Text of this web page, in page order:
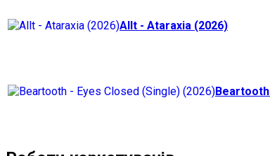
Allt - Ataraxia (2026)